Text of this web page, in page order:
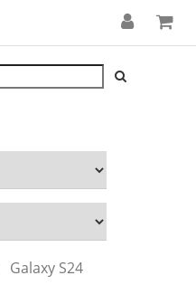
Galaxy S24